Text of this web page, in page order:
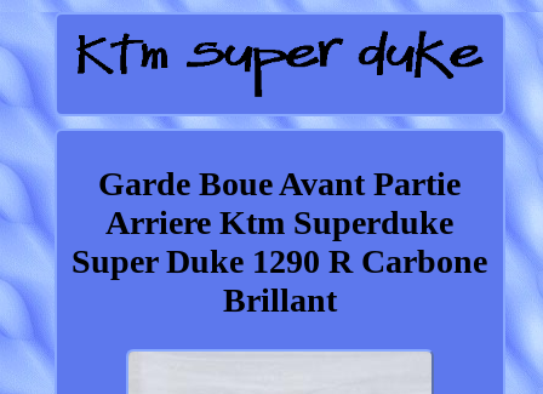
Garde Boue Avant Partie
Arriere Ktm Superduke
Super Duke 1290 R Carbone
Brillant